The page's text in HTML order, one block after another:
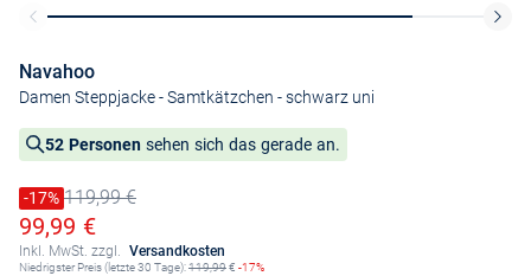
Navahoo
Damen Steppjacke - Samtkätzchen - schwarz uni
52 Personen sehen sich das gerade an.
Preis reduziert um
-17%
Alter Preis119,99 €
Ermäßigter Preis
99,99 €
Inkl. MwSt. zzgl. Versandkosten
Niedrigster Preis (letzte 30 Tage):119,99€ -17%